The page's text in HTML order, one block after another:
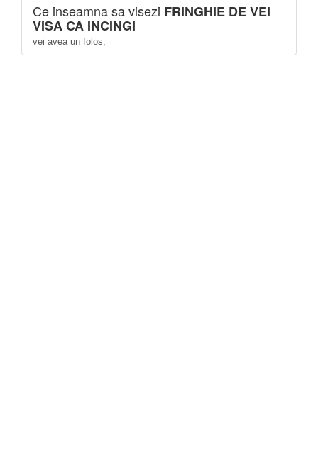
Ce inseamna sa visezi FRINGHIE DE VEI
VISA CA INCINGI
vei avea un folos;